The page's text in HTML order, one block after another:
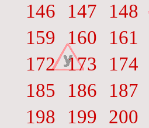
146
147 148
159
160 161
172 173 174
185
186 187
198
199 200